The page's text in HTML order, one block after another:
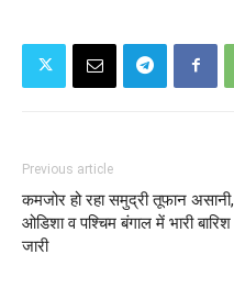
Previous article
कमजोर हो रहा समुद्री तूफान असानी,
ओडिशा व पश्चिम बंगाल में भारी बारिश
जारी